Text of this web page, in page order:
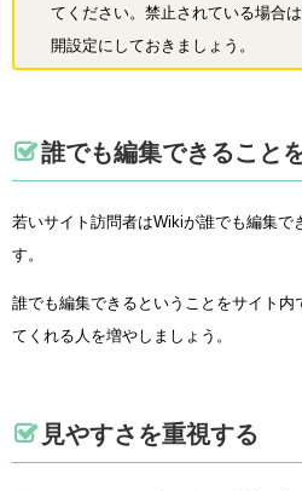
てください。禁止されている場合
開設定にしておきましょう。
誰でも編集できること
若いサイト訪問者はWikiが誰でも編集で
す。
誰でも編集できるということをサイト内
てくれる人を増やしましょう。
見やすさを重視する